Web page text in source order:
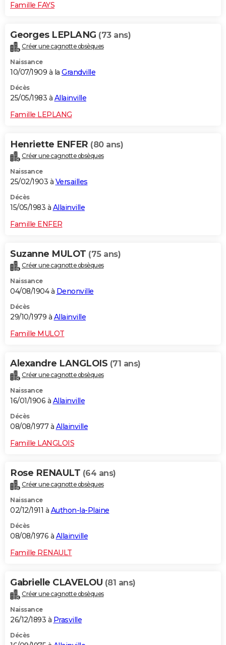
Famille FAYS
Georges LEPLANG (73 ans)
Créer une cagnotte obsèques
Naissance
10/07/1909 à la Grandville
Décès
25/05/1983 à Allainville
Famille LEPLANG
Henriette ENFER (80 ans)
Créer une cagnotte obsèques
Naissance
25/02/1903 à Versailles
Décès
15/05/1983 à Allainville
Famille ENFER
Suzanne MULOT (75 ans)
Créer une cagnotte obsèques
Naissance
04/08/1904 à Denonville
Décès
29/10/1979 à Allainville
Famille MULOT
Alexandre LANGLOIS (71 ans)
Créer une cagnotte obsèques
Naissance
16/01/1906 à Allainville
Décès
08/08/1977 à Allainville
Famille LANGLOIS
Rose RENAULT (64 ans)
Créer une cagnotte obsèques
Naissance
02/12/1911 à Authon-la-Plaine
Décès
08/08/1976 à Allainville
Famille RENAULT
Gabrielle CLAVELOU (81 ans)
Créer une cagnotte obsèques
Naissance
26/12/1893 à Prasville
Décès